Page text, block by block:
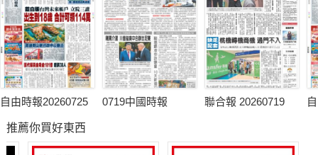
自由時報20260725 0719中國時報 聯合報 20260719
推薦你買好東西